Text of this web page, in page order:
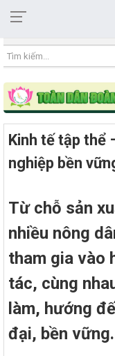
18:20:25 07/08/2026
Kinh tế tập thể
nghiệp bền
Từ chỗ sản
nhiều nông
tham gia vào
tác, cùng
làm, hướng
đại, bền vững.